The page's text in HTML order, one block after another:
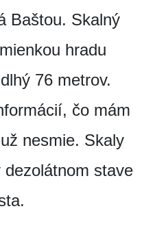
Baštou. Skalný
hradu
76 metrov.
čo mám
nesmie. Skaly
stave